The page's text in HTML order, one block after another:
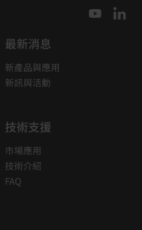
最新消息
新產品與應用
新訊與活動
技術支援
市場應用
技術介紹
FAQ